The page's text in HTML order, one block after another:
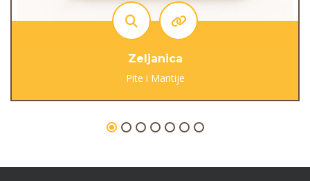
Zeljanica
Pite i Mantije